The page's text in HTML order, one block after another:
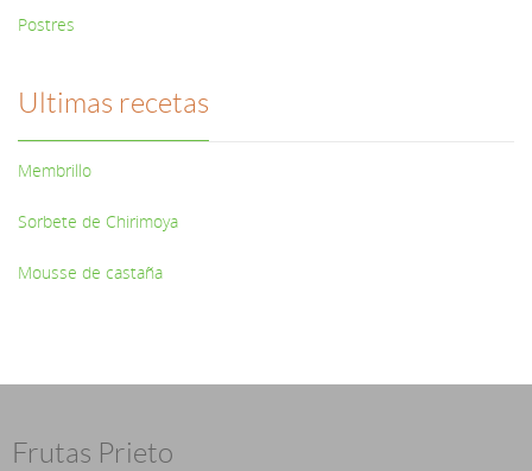
Postres
Ultimas recetas
Membrillo
Sorbete de Chirimoya
Mousse de castaña
Frutas Prieto